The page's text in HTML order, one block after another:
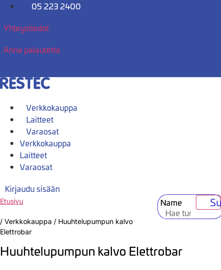
Mene
05 223 2400
Yhteystiedot
Anna palautetta
Verkkokauppa
Laitteet
Varaosat
Verkkokauppa
Laitteet
Varaosat
Kirjaudu sisään
Name
Etusivu
/ Verkkokauppa / Huuhtelupumpun kalvo
Elettrobar
Huuhtelupumpun kalvo Elettrobar